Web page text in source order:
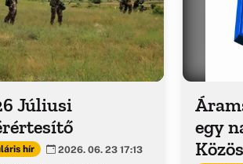
Júliusi
hír 2026. 06. 23 17:13
egy